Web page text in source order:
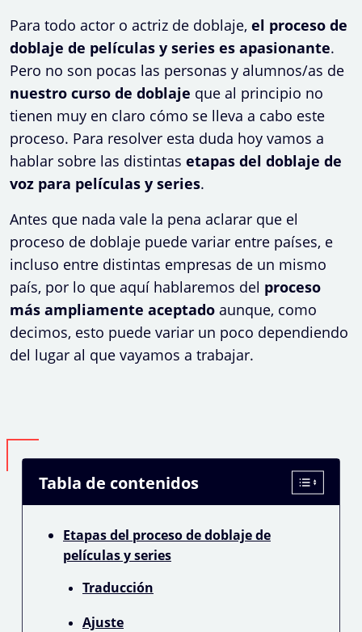
Para todo actor o actriz de doblaje, el proceso de
doblaje de películas y series es apasionante.
Pero no son pocas las personas y alumnos/as de
nuestro curso de doblaje que al principio no
tienen muy en claro cómo se lleva a cabo este
proceso. Para resolver esta duda hoy vamos a
hablar sobre las distintas etapas del doblaje de
voz para películas y series.
Antes que nada vale la pena aclarar que el
proceso de doblaje puede variar entre países, e
incluso entre distintas empresas de un mismo
país, por lo que aquí hablaremos del proceso
más ampliamente aceptado aunque, como
decimos, esto puede variar un poco dependiendo
del lugar al que vayamos a trabajar.
Tabla de contenidos
Etapas del proceso de doblaje de
películas y series
Traducción
Ajuste